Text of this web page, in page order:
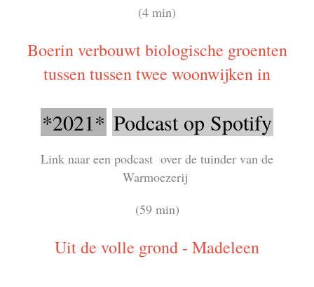
(4 min)
Boerin verbouwt biologische groenten
tussen tussen twee woonwijken in
*2021* Podcast op Spotify
Link naar een podcast over de tuinder van de
Warmoezerij
(59 min)
Uit de volle grond - Madeleen